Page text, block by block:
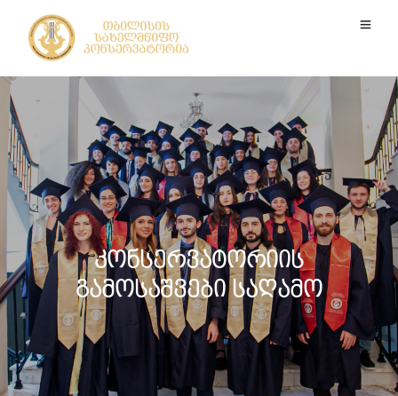
კონსერვატორიის
გამოსაშვები საღამო